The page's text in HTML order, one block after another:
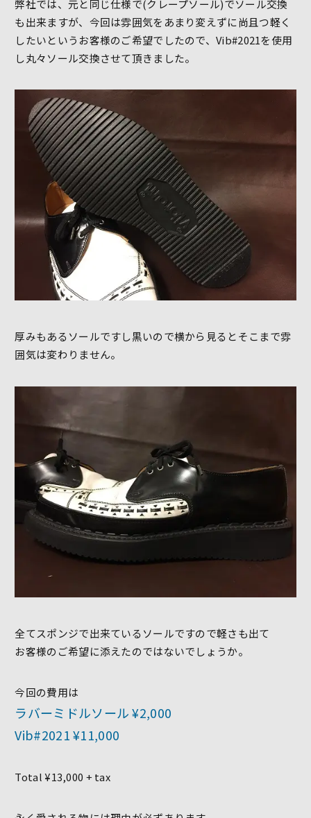
弊社では、元と同じ仕様で(クレープソール)でソール交換
も出来ますが、今回は雰囲気をあまり変えずに尚且つ軽く
したいというお客様のご希望でしたので、Vib#2021を使用
し丸々ソール交換させて頂きました。
厚みもあるソールですし黒いので横から見るとそこまで雰
囲気は変わりません。
全てスポンジで出来ているソールですので軽さも出て
お客様のご希望に添えたのではないでしょうか。
今回の費用は
ラバーミドルソール ¥2,000
Vib#2021 ¥11,000
Total ¥13,000 + tax